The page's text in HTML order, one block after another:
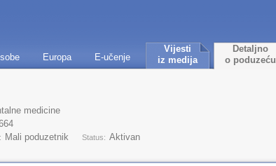
Europa E-učenje
Vijesti
iz medija
Detaljno
o poduzeću
medicine
Mali poduzetnik Status: Aktivan